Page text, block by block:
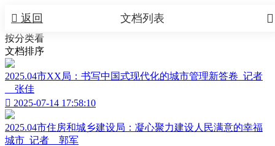
 返回 
文档列表
按分类看
文档排序
2025.04市XX局：书写中国式现代化的城市管理新答卷_记者
__张佳
 2025-07-14 17:58:10
2025.04市住房和城乡建设局：凝心聚力建设人民满意的幸福
城市_记者__郭军